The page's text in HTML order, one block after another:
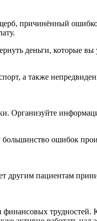
причинённый
деньги, которые вы
а также
Организуйте
ошибок
другим пациентам